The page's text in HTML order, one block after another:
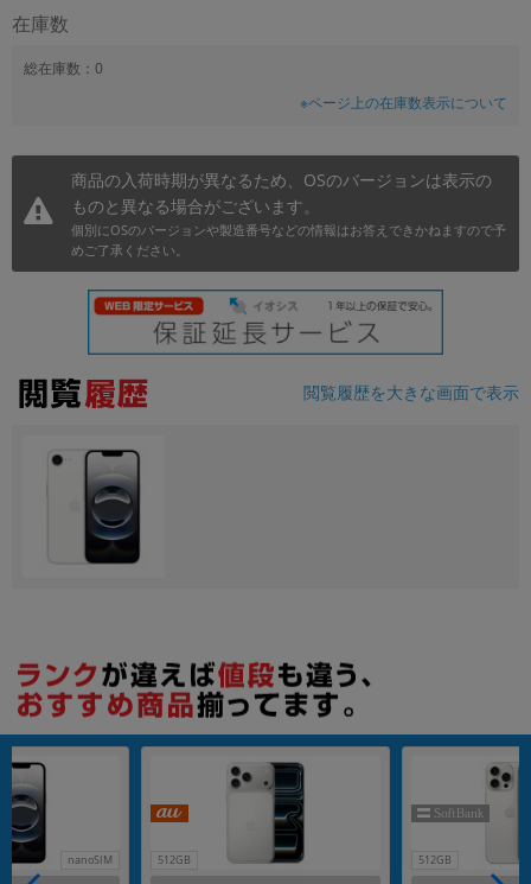
在庫数
総在庫数：0
※ページ上の在庫数表示について
商品の入荷時期が異なるため、OSのバージョンは表示の
ものと異なる場合がございます。
個別にOSのバージョンや製造番号などの情報はお答えできかねますので予
めご了承ください。
閲覧履歴を大きな画面で表示
nanoSIM 512GB 512GB
年 月 まで
各項目のチェックボックスは「or検索」となります。
ただし機能別のみ「and検索」となります。